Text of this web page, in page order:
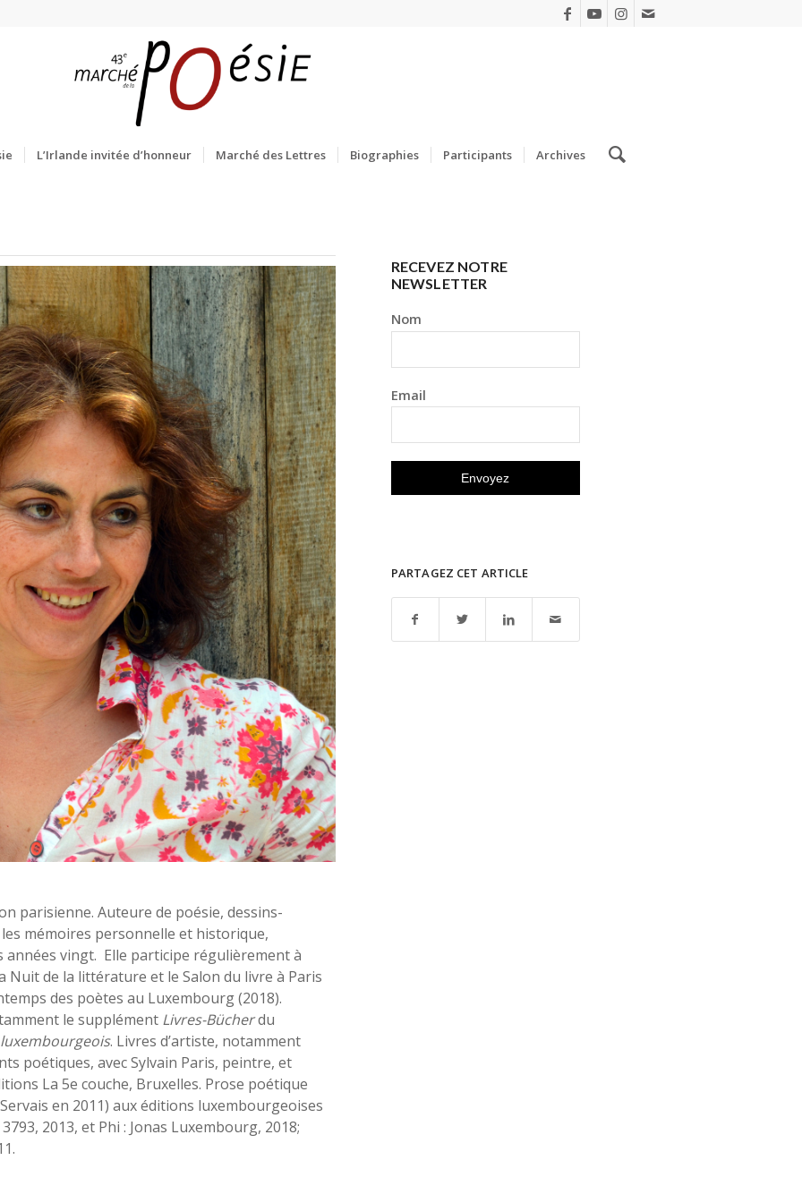
L’Irlande invitée d’honneur Marché des Lettres Biographies Participants Archives
Tyrtoff. Photo D.R.
parisienne. Auteure de poésie, dessins-
mémoires personnelle et historique,
années vingt. Elle participe régulièrement à
Nuit de la littérature et le Salon du livre à Paris
des poètes au Luxembourg (2018).
le supplément Livres-Bücherdu
. Livres d’artiste, notamment
poétiques, avec Sylvain Paris, peintre, et
La 5e couche, Bruxelles. Prose poétique
en 2011) aux éditions luxembourgeoises
, 2013, et Phi : Jonas Luxembourg, 2018;
RECEVEZ NOTRE
NEWSLETTER
Nom
Email
PARTAGEZ CET ARTICLE